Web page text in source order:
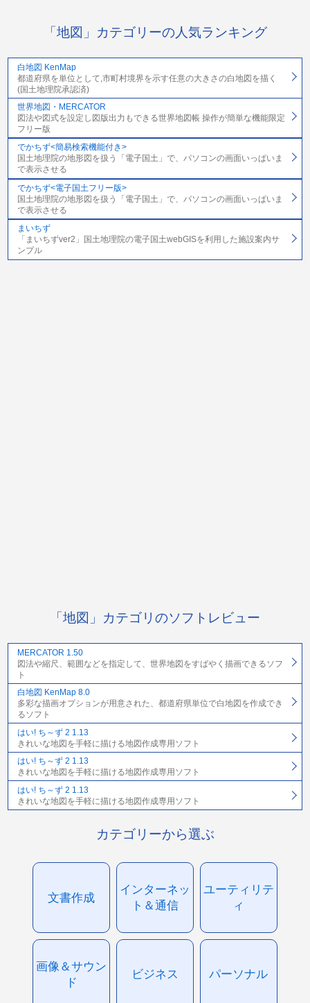
「地図」カテゴリーの人気ランキング
白地図 KenMap
都道府県を単位として,市町村境界を示す任意の大きさの白地図を描く
(国土地理院承認済)
世界地図・MERCATOR
図法や図式を設定し図版出力もできる世界地図帳 操作が簡単な機能限定
フリー版
でかちず<簡易検索機能付き>
国土地理院の地形図を扱う「電子国土」で、パソコンの画面いっぱいま
で表示させる
でかちず<電子国土フリー版>
国土地理院の地形図を扱う「電子国土」で、パソコンの画面いっぱいま
で表示させる
まいちず
「まいちずver2」国土地理院の電子国土webGISを利用した施設案内サ
ンプル
「地図」カテゴリのソフトレビュー
MERCATOR 1.50
図法や縮尺、範囲などを指定して、世界地図をすばやく描画できるソフ
ト
白地図 KenMap 8.0
多彩な描画オプションが用意された、都道府県単位で白地図を作成でき
るソフト
はい! ち～ず 2 1.13
きれいな地図を手軽に描ける地図作成専用ソフト
はい! ち～ず 2 1.13
きれいな地図を手軽に描ける地図作成専用ソフト
はい! ち～ず 2 1.13
きれいな地図を手軽に描ける地図作成専用ソフト
カテゴリーから選ぶ
文書作成
インターネッ
ト＆通信
ユーティリテ
ィ
画像＆サウン
ド
ビジネス パーソナル